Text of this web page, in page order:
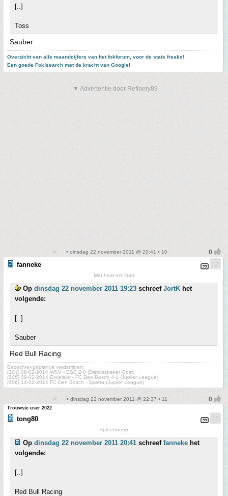
[..]
Toss
Sauber
Overzicht van alle maandcijfers van het fokforum, voor de stats freaks!
Een goede Fok!search met de kracht van Google!
▼ Advertentie door Refinery89
• dinsdag 22 november 2011 @ 20:41 • 10
fanneke
Met heel m'n hart
Op dinsdag 22 november 2011 19:23 schreef JortK het
volgende:
[..]
Sauber
Red Bull Racing
Bezochte-/geplande wedstrijden:
(104) 08-02-2014 WSV - ESC 2-0 (Districtsbeker Oost)
(105) 09-02-2014 Excelsior - FC Den Bosch 4-1 (Jupiler League)
(106) 14-02-2014 FC Den Bosch - Sparta (Jupiler League)
• dinsdag 22 november 2011 @ 22:37 • 11
Trouwste user 2022
tong80
Spleenheup
Op dinsdag 22 november 2011 20:41 schreef fanneke het
volgende:
[..]
Red Bull Racing